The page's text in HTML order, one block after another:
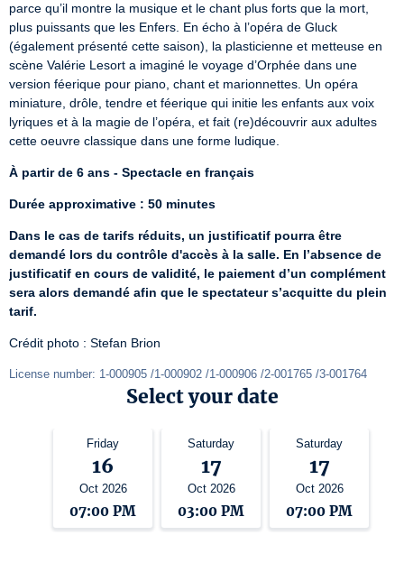
parce qu’il montre la musique et le chant plus forts que la mort,
plus puissants que les Enfers. En écho à l’opéra de Gluck
(également présenté cette saison), la plasticienne et metteuse en
scène Valérie Lesort a imaginé le voyage d’Orphée dans une
version féerique pour piano, chant et marionnettes. Un opéra
miniature, drôle, tendre et féerique qui initie les enfants aux voix
lyriques et à la magie de l’opéra, et fait (re)découvrir aux adultes
cette oeuvre classique dans une forme ludique.
À partir de 6 ans - Spectacle en français
Durée approximative : 50 minutes
Dans le cas de tarifs réduits, un justificatif pourra être
demandé lors du contrôle d'accès à la salle. En l’absence de
justificatif en cours de validité, le paiement d’un complément
sera alors demandé afin que le spectateur s’acquitte du plein
tarif.
Crédit photo : Stefan Brion
License number: 1-000905 /1-000902 /1-000906 /2-001765 /3-001764
Select your date
Friday
16
Oct 2026
07:00 PM
Saturday
17
Oct 2026
03:00 PM
Saturday
17
Oct 2026
07:00 PM